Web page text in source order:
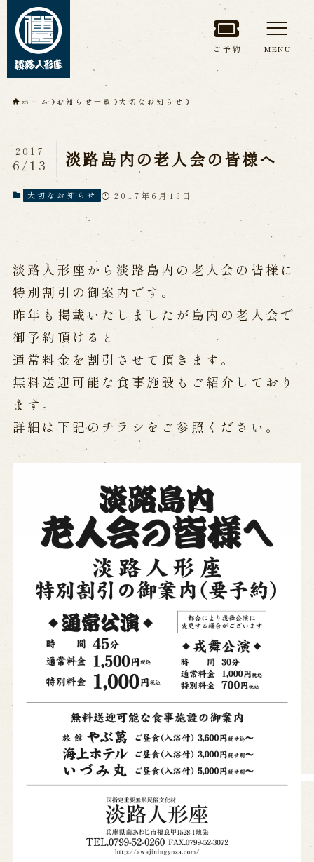
トップページ
淡路人形座について
淡路人形座とは
座員紹介
人間国宝 故鶴澤友路師匠
淡路人形座の成り立ち
淡路人形座で研修した人々
淡路人形浄瑠璃を受け継いで
公演情報
公演カレンダー
開催中の公演
近日開催の公演
出張公演
出張公演
学校公演
海外旅行客向け特別公演「くにうみ」
淡路島と国生み神話
淡路人形浄瑠璃の歴史
淡路人形独自の演目
淡路人形の広がり
南あわじ市の伝統芸能
ご利用案内
営業日時・料金 アクセス 館内のご案内
お問い合わせ
よくあるご質問
メールでお問い合わせ
お電話でお問い合わせ
WEB予約
メールフォームから予約
ご予約 MENU
ホーム お知らせ一覧 大切なお知らせ
淡路島内の老人会の皆様へ
2017
6/13
大切なお知らせ 2017年6月13日
淡路人形座から淡路島内の老人会の皆様に
特別割引の御案内です。
昨年も掲載いたしましたが島内の老人会で
御予約頂けると
通常料金を割引させて頂きます。
無料送迎可能な食事施設もご紹介しており
ます。
詳細は下記のチラシをご参照ください。